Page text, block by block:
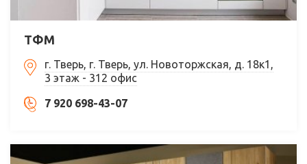
ТФМ
г. Тверь, г. Тверь, ул. Новоторжская, д. 18к1,
3 этаж - 312 офис
7 920 698-43-07